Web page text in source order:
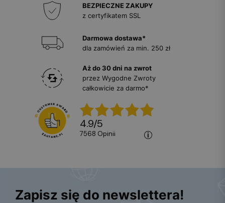
BEZPIECZNE ZAKUPY
z certyfikatem SSL
Darmowa dostawa*
dla zamówień za min. 250 zł
Aż do 30 dni na zwrot
przez Wygodne Zwroty
całkowicie za darmo*
4.9/5
7568 opinii
Zapisz się do newslettera!